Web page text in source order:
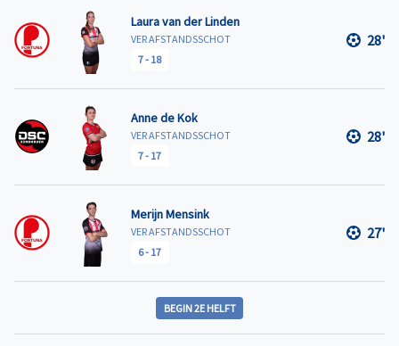
Laura van der Linden
VER AFSTANDSSCHOT
7- 18
28'
Anne de Kok
VER AFSTANDSSCHOT
7- 17
28'
Merijn Mensink
VER AFSTANDSSCHOT
6- 17
27'
BEGIN 2E HELFT